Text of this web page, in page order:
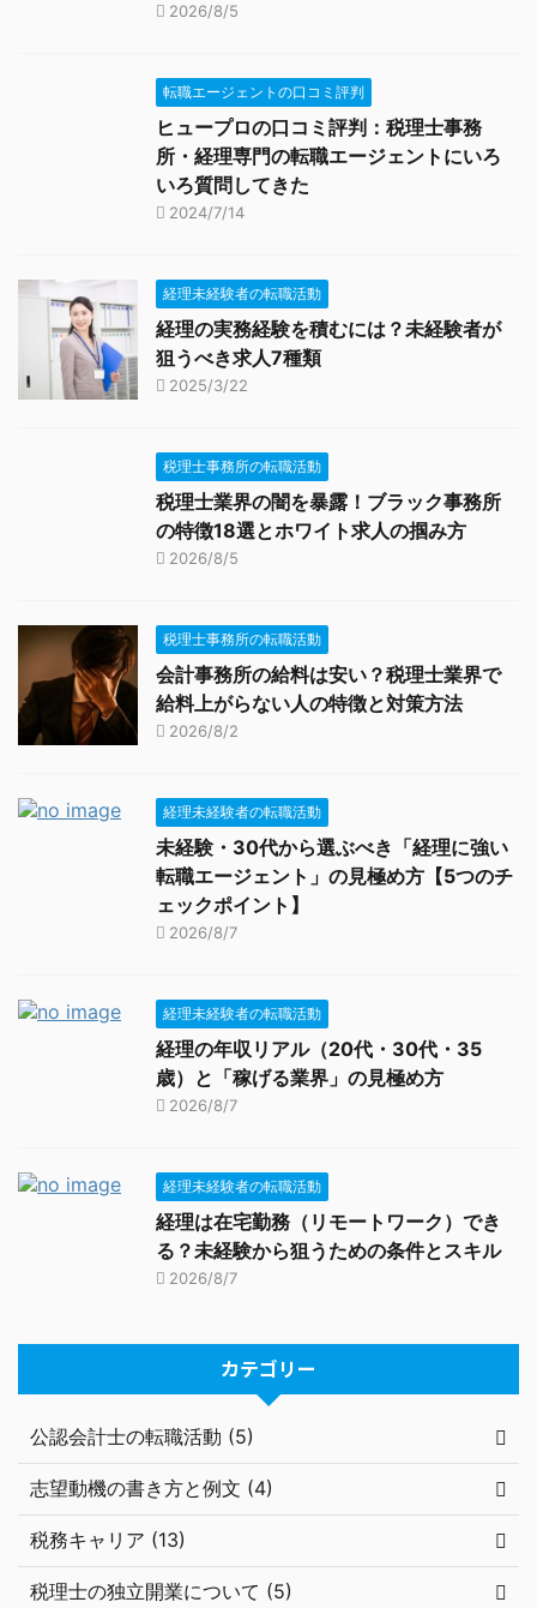
2026/8/5
転職エージェントの口コミ評判
ヒュープロの口コミ評判：税理士事務
所・経理専門の転職エージェントにいろ
いろ質問してきた
2024/7/14
経理未経験者の転職活動
経理の実務経験を積むには？未経験者が
狙うべき求人7種類
2025/3/22
税理士事務所の転職活動
税理士業界の闇を暴露！ブラック事務所
の特徴18選とホワイト求人の掴み方
2026/8/5
税理士事務所の転職活動
会計事務所の給料は安い？税理士業界で
給料上がらない人の特徴と対策方法
2026/8/2
経理未経験者の転職活動
未経験・30代から選ぶべき「経理に強い
転職エージェント」の見極め方【5つのチ
ェックポイント】
2026/8/7
経理未経験者の転職活動
経理の年収リアル（20代・30代・35
歳）と「稼げる業界」の見極め方
2026/8/7
経理未経験者の転職活動
経理は在宅勤務（リモートワーク）でき
る？未経験から狙うための条件とスキル
2026/8/7
カテゴリー
公認会計士の転職活動 (5)
志望動機の書き方と例文 (4)
税務キャリア (13)
税理士の独立開業について (5)